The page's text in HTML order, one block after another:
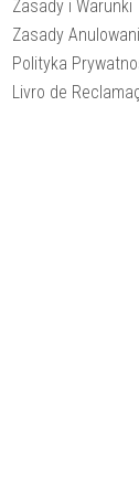
Zasady i Warunki
Zasady
Polityka
Livro de